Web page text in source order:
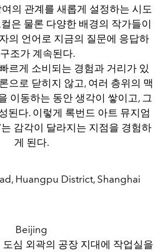
의 관계를 새롭게 설정하는 시도
은 물론 다양한 배경의 작가들이
의 언어로 지금의 질문에 응답하
조가 계속된다.
르게 소비되는 경험과 거리가 있
으로 닫히지 않고, 여러 층위의 맥
이동하는 동안 생각이 쌓이고, 그
된다. 이렇게 록번드 아트 뮤지엄
는 감각이 달라지는 지점을 경험하
게 된다.
Huangpu District, Shanghai
Beijing
심 외곽의 공장 지대에 작업실을